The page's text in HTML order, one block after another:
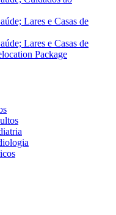
Lares e Casas de
Lares e Casas de
Package